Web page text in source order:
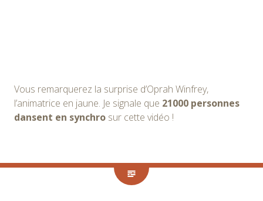
Vous remarquerez la surprise d’Oprah Winfrey,
l’animatrice en jaune. Je signale que 21000 personnes
dansent en synchro sur cette vidéo !